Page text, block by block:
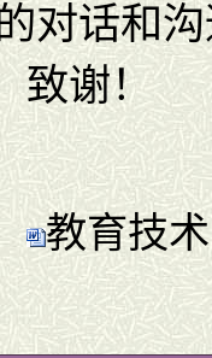
对话和
谢！
教育技